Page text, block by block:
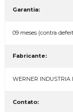
Garantia:
09 meses (contra
Fabricante:
WERNER INDUSTRIA
Contato: